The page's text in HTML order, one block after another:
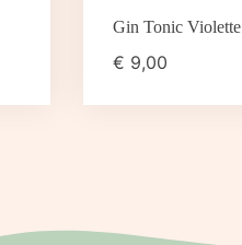
Gin Tonic Violette
€ 9,00